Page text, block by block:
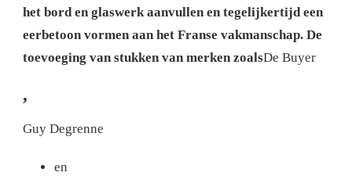
het bord en glaswerk aanvullen en tegelijkertijd een
eerbetoon vormen aan het Franse vakmanschap. De
toevoeging van stukken van merken zoalsDe Buyer
,
Guy Degrenne
en